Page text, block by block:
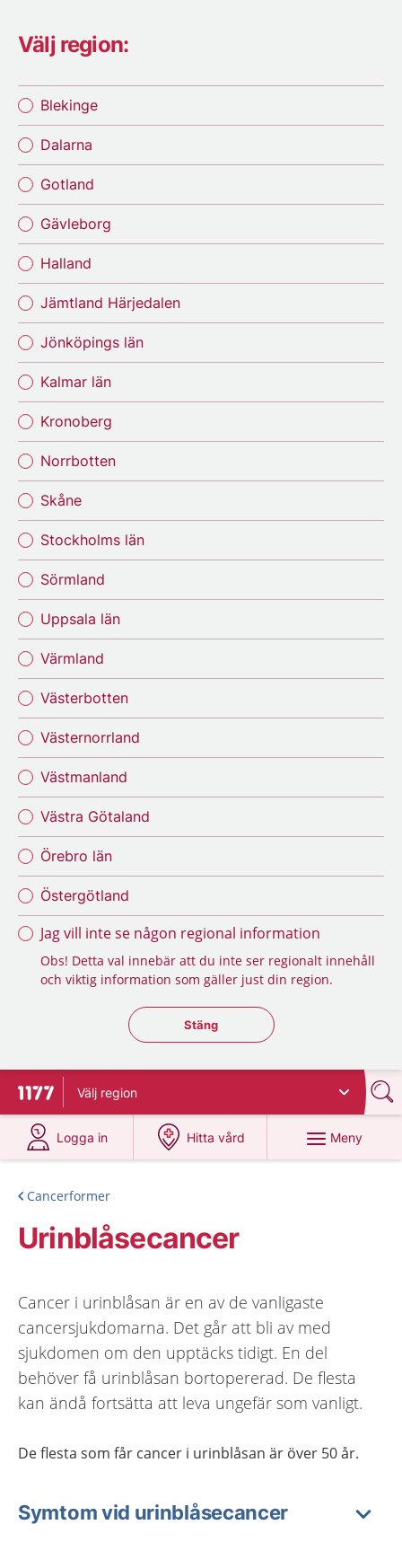
Välj region:
Blekinge
Dalarna
Gotland
Gävleborg
Halland
Jämtland Härjedalen
Jönköpings län
Kalmar län
Kronoberg
Norrbotten
Skåne
Stockholms län
Sörmland
Uppsala län
Värmland
Västerbotten
Västernorrland
Västmanland
Västra Götaland
Örebro län
Östergötland
Jag vill inte se någon regional information
Obs! Detta val innebär att du inte ser regionalt innehåll
och viktig information som gäller just din region.
Stäng regionsväljaren
Stäng
Till startsidan för 1177
Välj region
Logga in
på 1177.se
Hitta vård
på 1177.se
Meny
Cancerformer
Urinblåsecancer
Cancer i urinblåsan är en av de vanligaste
cancersjukdomarna. Det går att bli av med
sjukdomen om den upptäcks tidigt. En del
behöver få urinblåsan bortopererad. De flesta
kan ändå fortsätta att leva ungefär som vanligt.
De flesta som får cancer i urinblåsan är över 50 år.
Symtom vid urinblåsecancer